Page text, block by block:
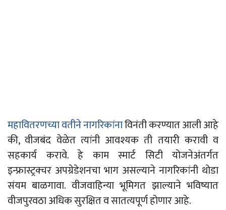
महावितरणच्या वतीने नागरिकांनाविनंती करण्यात आली आहे
की, वीजबंद वेळेत त्यांनी आवश्यक ती तयारी करावी व
सहकार्य करावे. हे काम स्मार्ट सिटी योजनेअंतर्गत
इन्फ्रास्ट्रक्चर अपग्रेडेशनचा भाग असल्याने नागरिकांनी थोडा
संयम बाळगावा. वीजवाहिन्या भूमिगत झाल्याने भविष्यात
वीजपुरवठा अधिक सुरक्षित व सातत्यपूर्ण होणार आहे.